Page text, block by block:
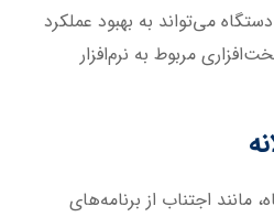
می‌تواند به بهبود عملکرد
مربوط به نرم‌افزار
مانند اجتناب از برنامه‌های